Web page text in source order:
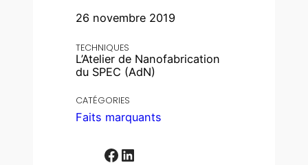
26 novembre 2019
TECHNIQUES
L’Atelier de Nanofabrication
du SPEC (AdN)
CATÉGORIES
Faits marquants
Facebook LinkedIn